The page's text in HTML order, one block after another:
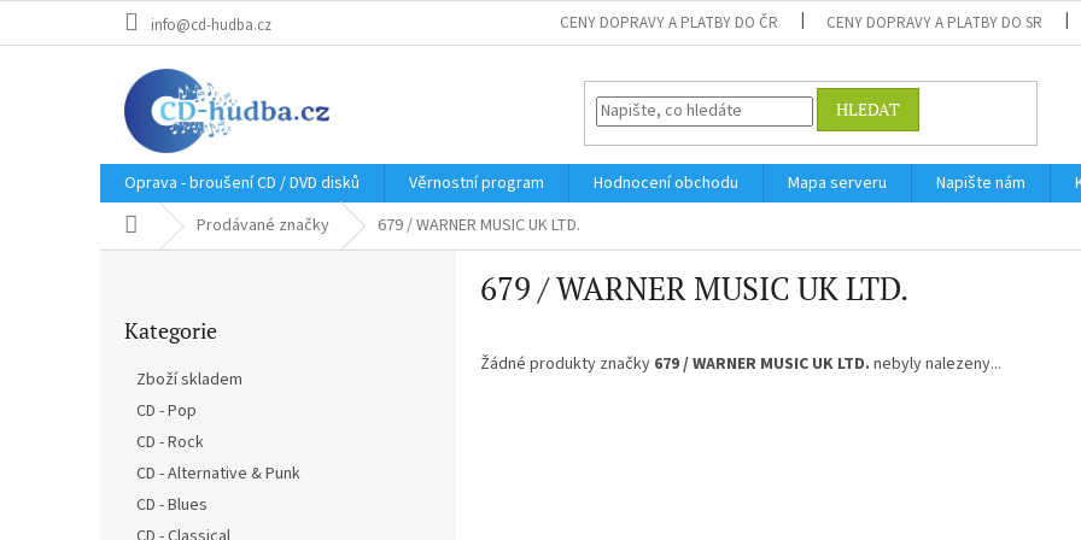
info@cd-hudba.cz CENY DOPRAVY A PLATBY DO ČR CENY DOPRAVY A PLATBY DO SR
HLEDAT
Oprava - broušení CD / DVD disků Věrnostní program Hodnocení obchodu Mapa serveru Napište nám
Domů Prodávané značky 679 / WARNER MUSIC UK LTD.
kategorie
Kategorie
Zboží skladem
CD - Pop
CD - Rock
CD - Alternative & Punk
CD - Blues
679 / WARNER MUSIC UK LTD.
Žádné produkty značky 679 / WARNER MUSIC UK LTD. nebyly nalezeny...